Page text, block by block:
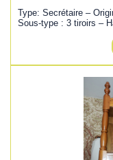
Type: Secrétaire –
Sous-type : 3 tiroirs –